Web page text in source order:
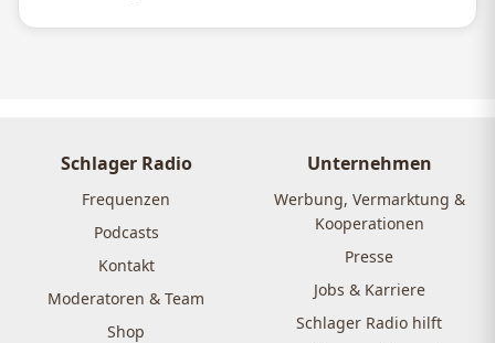
Schlager Radio
Frequenzen
Podcasts
Kontakt
Moderatoren & Team
Shop
Unternehmen
Werbung, Vermarktung &
Kooperationen
Presse
Jobs & Karriere
Schlager Radio hilft